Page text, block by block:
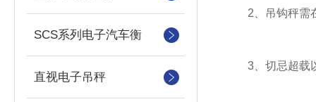
SCS系列电子汽车衡
直视电子吊秤
2、吊钩秤需在
3、切忌超载以